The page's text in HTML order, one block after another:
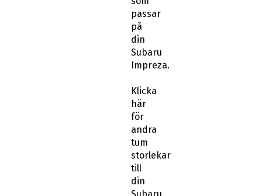
passar
på
din
Subaru
Impreza.
Klicka
här
för
andra
tum
storlekar
till
din
Subaru